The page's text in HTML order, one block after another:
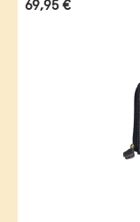
69,95 €